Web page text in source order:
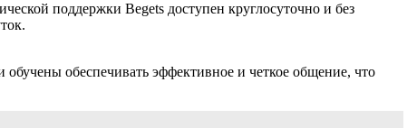
поддержки Begets доступен круглосуточно и без
обеспечивать эффективное и четкое общение, что